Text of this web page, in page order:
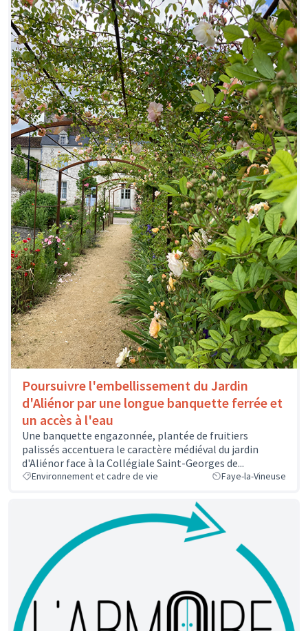
Poursuivre l'embellissement du Jardin
d'Aliénor par une longue banquette ferrée et
un accès à l'eau
Une banquette engazonnée, plantée de fruitiers
palissés accentuera le caractère médiéval du jardin
d'Aliénor face à la Collégiale Saint-Georges de...
Environnement et cadre de vie Faye-la-Vineuse